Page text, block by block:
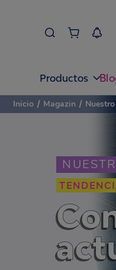
Productos
Inicio / Magazin /